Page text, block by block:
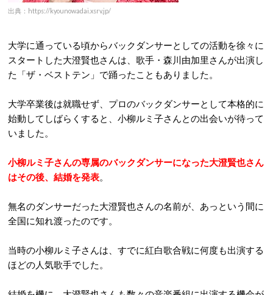
出典：https://kyounowadai.xsrv.jp/
大学に通っている頃からバックダンサーとしての活動を徐々に
スタートした大澄賢也さんは、歌手・森川由加里さんが出演し
た「ザ・ベストテン」で踊ったこともありました。
大学卒業後は就職せず、プロのバックダンサーとして本格的に
始動してしばらくすると、小柳ルミ子さんとの出会いが待って
いました。
小柳ルミ子さんの専属のバックダンサーになった大澄賢也さん
はその後、結婚を発表。
無名のダンサーだった大澄賢也さんの名前が、あっという間に
全国に知れ渡ったのです。
当時の小柳ルミ子さんは、すでに紅白歌合戦に何度も出演する
ほどの人気歌手でした。